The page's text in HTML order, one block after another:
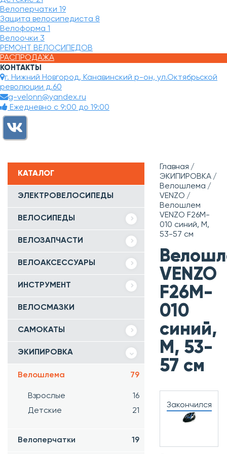
Велоперчатки 19
Защита велосипедиста 8
Велоформа 1
Велоочки 3
РЕМОНТ ВЕЛОСИПЕДОВ
РАСПРОДАЖА
КОНТАКТЫ
г. Нижний Новгород, Канавинский р-он, ул.Октябрьской
революции д.60
g-velonn@yandex.ru
Ежедневно с 9:00 до 19:00
КАТАЛОГ
ЭЛЕКТРОВЕЛОСИПЕДЫ
ВЕЛОСИПЕДЫ
ВЕЛОЗАПЧАСТИ
ВЕЛОАКСЕССУАРЫ
ИНСТРУМЕНТ
ВЕЛОСМАЗКИ
САМОКАТЫ
ЭКИПИРОВКА
Велошлема 79
Взрослые
16
Детские
21
Велоперчатки 19
Главная
ЭКИПИРОВКА
Велошлема
VENZO
Велошлем
VENZO F26M-
010 синий, M,
53-57 см
VENZO
F26M-
010
синий,
M, 53-
57 см
Закончился